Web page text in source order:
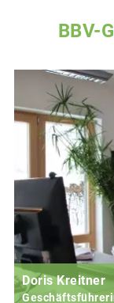
BBV-
Doris Kreitner